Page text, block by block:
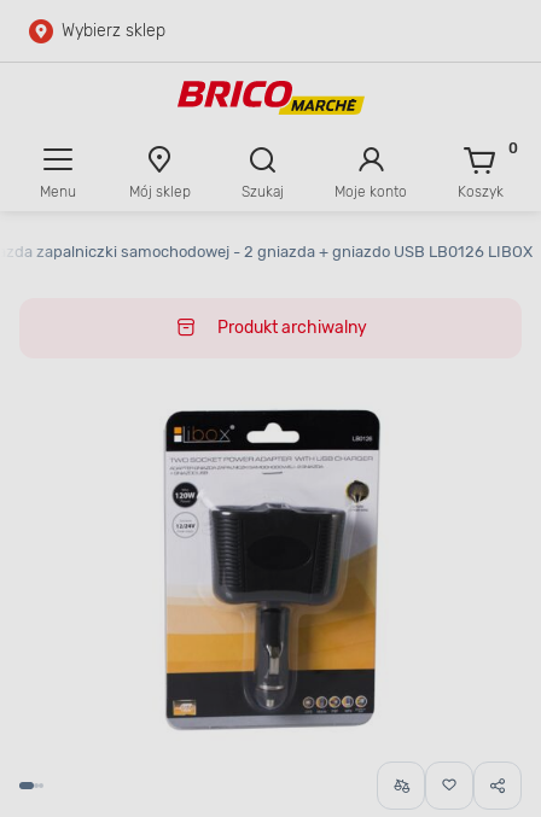
Przejdź do głównej zawartości
Wybierz sklep
Menu Mój sklep Szukaj Moje konto Koszyk
0
zapalniczki samochodowej - 2 gniazda + gniazdo USB LB0126 LIBOX
Produkt archiwalny